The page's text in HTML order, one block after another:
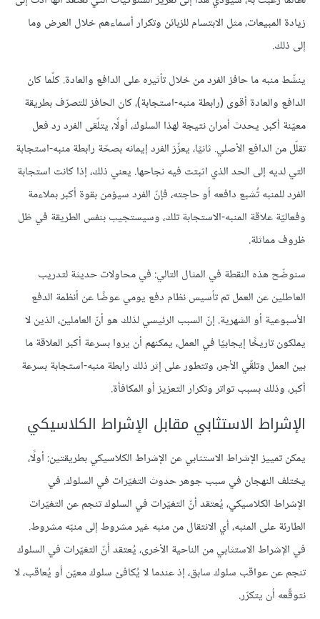
زيادة المبيعات، مثل الابتسام للزبائن وتكرار أسماءهم خلال العرض وما
إلى ذلك.
ينشّط منبه ما حافز الفرد من خلال تأثيره على الدافع والعادة. كلّما كان
الدافع والعادة أقوى (رابطة منبه-استجابة)، كان الحافز للتصرّف بطريقة
معيّنة أكبر. يحدث أمران نتيجة لهذا السلوك، أولًا، يتلّقى الفرد رد فعل
تقلّل من الدافع الأصلي. ثانيًا، يعزّز الفرد إيمانه بصحّة رابطة منبه-استجابة
التي لديه إلى الحد الذي اثبتت فيه نجاحها. يعني ذلك، إذا كانت استجابة
الفرد للمنبه تُشبع دافعه أو حاجته، فإنّ الفرد سيؤمن بقوة أكبر بملاءمة
وفعاليّة علاقة المنبه-الاستجابة تلك، وسيستجيب بنفس الطريقة في ظل
ظروف مماثلة.
سنوضّح هذه النقطة في المثال التالي: في محاولات حديثة لتدريب
العاطلين عن العمل تم تأسيس نظام دفع يومي عوضًا عن أنظمة الدفع
الأسبوعية أو الشهرية. إنّ السبب الرئيسي لذلك هو أنّ العاملين، الذين لا
يملكون تاريخًا إيجابيًا في العمل، يمكنهم أن يروا بسرعة أكبر العلاقة ما
بين العمل وتلقّي الأجر، وتتطور على إثر ذلك رابطة منبه-استجابة بسرعة
أكبر، وذلك بسبب تواتر وتكرار التعزيز أو المكافأة.
الإشراط الاستثابي مقابل الإشراط الكلاسيكي
يمكن تمييز الإشراط الاستثابي عن الإشراط الكلاسيكي بطريقتين: أولًا،
يختلف النهجان في سبب جوهر حدوث التغيّرات في السلوك. في
الإشراط الكلاسيكي، يُعتقد أنّ التغيّرات في السلوك تنجم عن التغيّرات
الطارئة على المنبه، أي الانتقال من منبه غير مشروط إلى منبّه مشروط.
في الإشراط الاستثابي من الناحية الأخرى، يُعتقد أنّ التغيّرات في السلوك
تنجم عن عواقب سلوك سابق، إذ عندما لا يُكافئ سلوك معيّن أو يُعاقب، لا
نتوقّعه أن يتكرّر.